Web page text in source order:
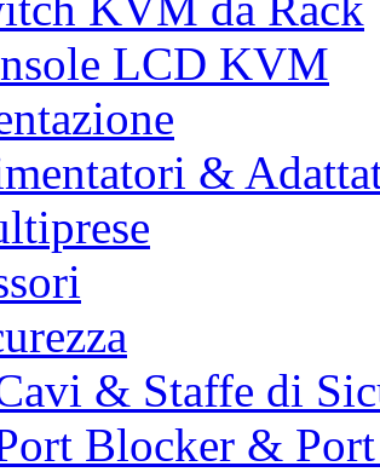
LCD KVM
&
& Staffe di
Blocker &